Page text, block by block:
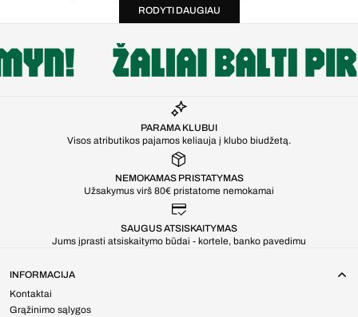
RODYTI DAUGIAU
PARAMA KLUBUI
Visos atributikos pajamos keliauja į klubo biudžetą.
NEMOKAMAS PRISTATYMAS
Užsakymus virš 80€ pristatome nemokamai
SAUGUS ATSISKAITYMAS
Jums įprasti atsiskaitymo būdai - kortele, banko pavedimu
INFORMACIJA
Kontaktai
Grąžinimo sąlygos